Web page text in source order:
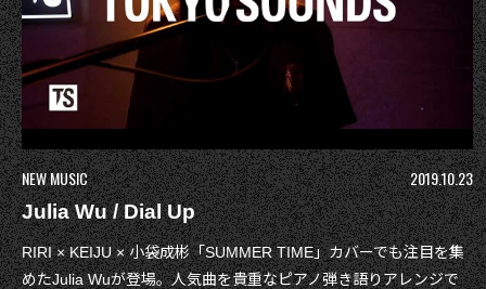
NEW MUSIC
2019.10.23
Julia Wu / Dial Up
RIRI × KEIJU × 小袋成彬「SUMMER TIME」カバーでも注目を集
めたJulia Wuが登場。人気曲を貴重なピアノ弾き語りアレンジで